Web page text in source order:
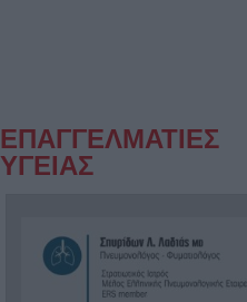
ΕΠΑΓΓΕΛΜΑΤΙΕΣ
ΥΓΕΙΑΣ